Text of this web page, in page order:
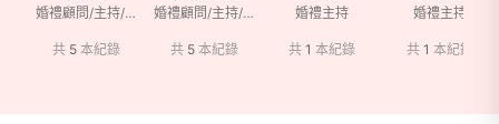
婚禮顧問/主持/禮俗達人/佈置好手
共5 本紀錄
婚禮顧問/主持/佈置好手
共5 本紀錄
婚禮主持
共 1 本紀錄
婚禮主持
共 1 本紀錄